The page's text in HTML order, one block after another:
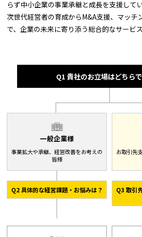
らず中小企業の事業承継と成長を支援してい
次世代経営者の育成からM&A支援、マッチ
で、企業の未来に寄り添う総合的なサービ
Q1 貴社のお立場はどちら
一般企業様
事業拡大や承継、経営改善をお考えの
皆様
Q2 具体的な経営課題・お悩みは？
お取引先
Q3 取引